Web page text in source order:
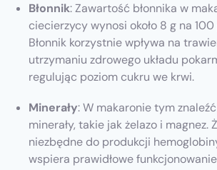
Błonnik: Zawartość błonnika w
ciecierzycy wynosi około 8 g na
Błonnik korzystnie wpływa na
utrzymaniu zdrowego układu
regulując poziom cukru we krwi.
Minerały: W makaronie tym
minerały, takie jak żelazo i magnez.
niezbędne do produkcji
wspiera prawidłowe